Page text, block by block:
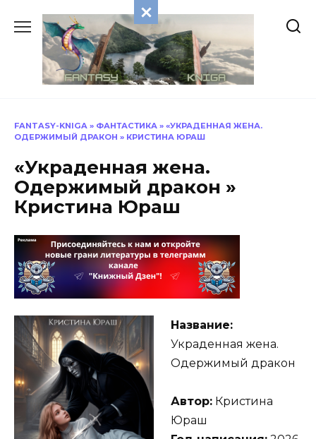
содержанию
FANTASY-KNIGA » ФАНТАСТИКА » «УКРАДЕННАЯ ЖЕНА.
ОДЕРЖИМЫЙ ДРАКОН » КРИСТИНА ЮРАШ
«Украденная жена.
Одержимый дракон »
Кристина Юраш
Название:
Украденная жена.
Одержимый дракон
Автор: Кристина
Юраш